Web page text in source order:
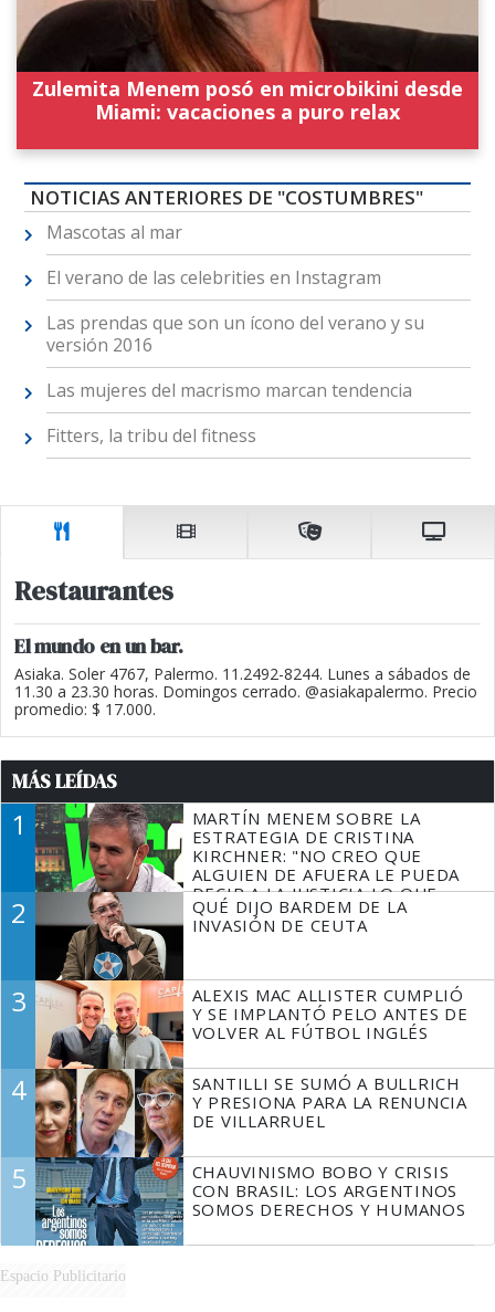
Zulemita Menem posó en microbikini desde
Miami: vacaciones a puro relax
NOTICIAS ANTERIORES DE "COSTUMBRES"
Mascotas al mar
El verano de las celebrities en Instagram
Las prendas que son un ícono del verano y su
versión 2016
Las mujeres del macrismo marcan tendencia
Fitters, la tribu del fitness
Restaurantes
El mundo en un bar.
Asiaka. Soler 4767, Palermo. 11.2492-8244. Lunes a sábados de
11.30 a 23.30 horas. Domingos cerrado. @asiakapalermo. Precio
promedio: $ 17.000.
MÁS LEÍDAS
1
MARTÍN MENEM SOBRE LA
ESTRATEGIA DE CRISTINA
KIRCHNER: "NO CREO QUE
ALGUIEN DE AFUERA LE PUEDA
DECIR A LA JUSTICIA LO QUE
TIENE QUE HACER"
2
QUÉ DIJO BARDEM DE LA
INVASIÓN DE CEUTA
3
ALEXIS MAC ALLISTER CUMPLIÓ
Y SE IMPLANTÓ PELO ANTES DE
VOLVER AL FÚTBOL INGLÉS
4
SANTILLI SE SUMÓ A BULLRICH
Y PRESIONA PARA LA RENUNCIA
DE VILLARRUEL
5
CHAUVINISMO BOBO Y CRISIS
CON BRASIL: LOS ARGENTINOS
SOMOS DERECHOS Y HUMANOS
Espacio Publicitario